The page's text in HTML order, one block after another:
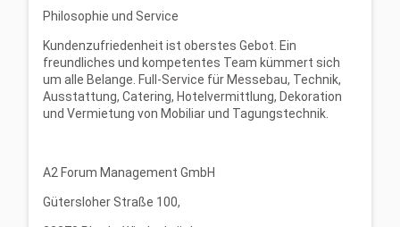
Philosophie und Service
Kundenzufriedenheit ist oberstes Gebot. Ein
freundliches und kompetentes Team kümmert sich
um alle Belange. Full-Service für Messebau, Technik,
Ausstattung, Catering, Hotelvermittlung, Dekoration
und Vermietung von Mobiliar und Tagungstechnik.
A2 Forum Management GmbH
Gütersloher Straße 100,